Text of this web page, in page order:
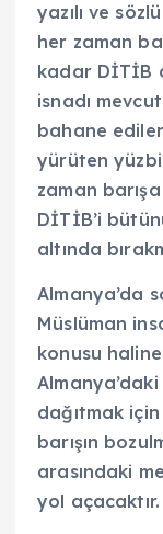
yazılı ve
her ‎zaman
‎kadar DİTİB
‎isnadı
bahane
yürüten
zaman
DİTİB’i
altında
Almanya’da
‎Müslüman
konusu
dağıtmak
barışın
arasındaki
yol açacaktır.‎